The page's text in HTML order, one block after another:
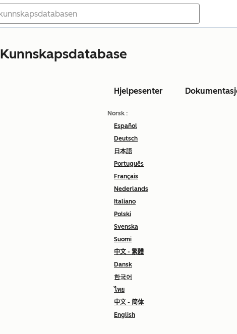
Kunnskapsdatabase
Hjelpesenter
Norsk :
Español
Deutsch
日本語
Português
Français
Nederlands
Italiano
Polski
Svenska
Suomi
中文 - 繁體
Dansk
한국어
ไทย
中文 - 简体
English